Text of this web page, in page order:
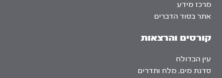
מרכז מידע
אתר בסוד הדברים
קורסים והרצאות
עין הבדולח
סדנת מים, מלח ותדרים